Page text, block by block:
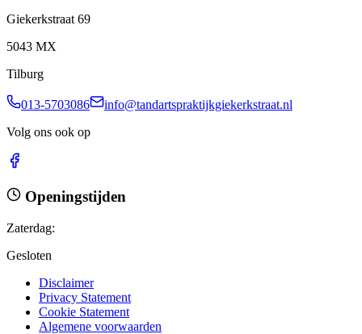
Giekerkstraat 69
5043 MX
Tilburg
013-5703086
info@tandartspraktijkgiekerkstraat.nl
Volg ons ook op
Openingstijden
Zaterdag:
Gesloten
Disclaimer
Privacy Statement
Cookie Statement
Algemene voorwaarden